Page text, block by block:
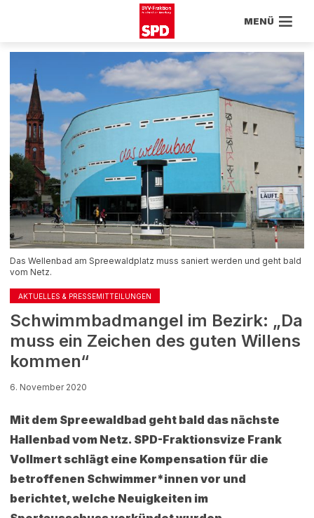
MENÜ
Das Wellenbad am Spreewaldplatz muss saniert werden und geht bald
vom Netz.
AKTUELLES & PRESSEMITTEILUNGEN
Schwimmbadmangel im Bezirk: „Da
muss ein Zeichen des guten Willens
kommen“
6. November 2020
Mit dem Spreewaldbad geht bald das nächste
Hallenbad vom Netz. SPD-Fraktionsvize Frank
Vollmert schlägt eine Kompensation für die
betroffenen Schwimmer*innen vor und
berichtet, welche Neuigkeiten im